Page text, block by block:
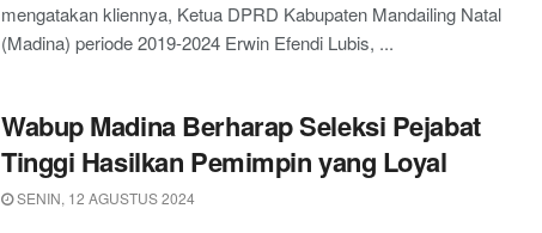
mengatakan kliennya, Ketua DPRD Kabupaten Mandailing Natal
(Madina) periode 2019-2024 Erwin Efendi Lubis, ...
Wabup Madina Berharap Seleksi Pejabat
Tinggi Hasilkan Pemimpin yang Loyal
SENIN, 12 AGUSTUS 2024